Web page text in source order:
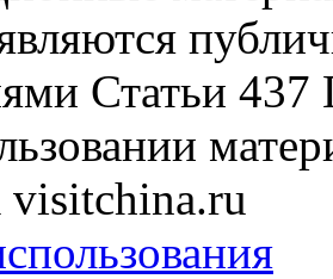
Статьи 437
visitchina.ru